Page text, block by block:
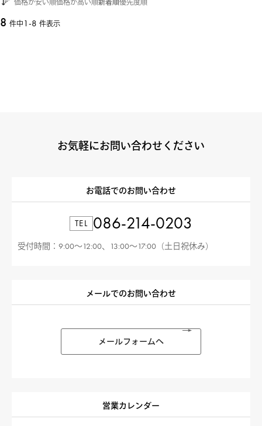
価格が安い順価格が高い順新着順優先度順
8 件中 1-8 件表示
お気軽にお問い合わせください
お電話でのお問い合わせ
TEL 086-214-0203
受付時間：9:00〜12:00、13:00〜17:00（土日祝休み）
メールでのお問い合わせ
メールフォームへ
営業カレンダー